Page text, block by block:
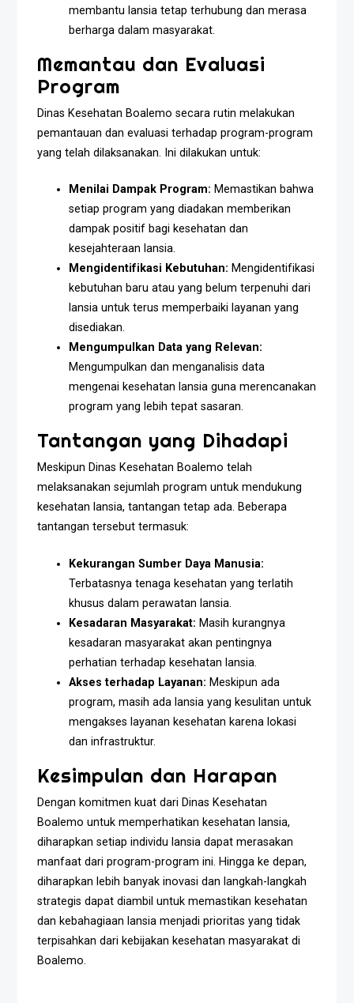
membantu lansia tetap terhubung dan merasa
berharga dalam masyarakat.
Memantau dan Evaluasi
Program
Dinas Kesehatan Boalemo secara rutin melakukan
pemantauan dan evaluasi terhadap program-program
yang telah dilaksanakan. Ini dilakukan untuk:
Menilai Dampak Program: Memastikan bahwa
setiap program yang diadakan memberikan
dampak positif bagi kesehatan dan
kesejahteraan lansia.
Mengidentifikasi Kebutuhan: Mengidentifikasi
kebutuhan baru atau yang belum terpenuhi dari
lansia untuk terus memperbaiki layanan yang
disediakan.
Mengumpulkan Data yang Relevan:
Mengumpulkan dan menganalisis data
mengenai kesehatan lansia guna merencanakan
program yang lebih tepat sasaran.
Tantangan yang Dihadapi
Meskipun Dinas Kesehatan Boalemo telah
melaksanakan sejumlah program untuk mendukung
kesehatan lansia, tantangan tetap ada. Beberapa
tantangan tersebut termasuk:
Kekurangan Sumber Daya Manusia:
Terbatasnya tenaga kesehatan yang terlatih
khusus dalam perawatan lansia.
Kesadaran Masyarakat: Masih kurangnya
kesadaran masyarakat akan pentingnya
perhatian terhadap kesehatan lansia.
Akses terhadap Layanan: Meskipun ada
program, masih ada lansia yang kesulitan untuk
mengakses layanan kesehatan karena lokasi
dan infrastruktur.
Kesimpulan dan Harapan
Dengan komitmen kuat dari Dinas Kesehatan
Boalemo untuk memperhatikan kesehatan lansia,
diharapkan setiap individu lansia dapat merasakan
manfaat dari program-program ini. Hingga ke depan,
diharapkan lebih banyak inovasi dan langkah-langkah
strategis dapat diambil untuk memastikan kesehatan
dan kebahagiaan lansia menjadi prioritas yang tidak
terpisahkan dari kebijakan kesehatan masyarakat di
Boalemo.